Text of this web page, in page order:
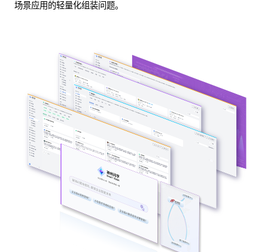
场景应用的轻量化组装问题。